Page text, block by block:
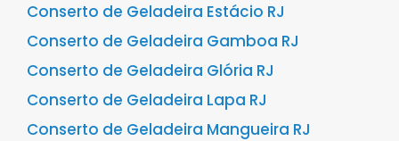
Conserto de Geladeira Estácio RJ
Conserto de Geladeira Gamboa RJ
Conserto de Geladeira Glória RJ
Conserto de Geladeira Lapa RJ
Conserto de Geladeira Mangueira RJ